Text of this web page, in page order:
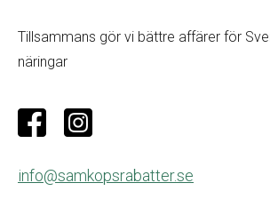
Tillsammans gör vi bättre affärer för
näringar
info@samkopsrabatter.se